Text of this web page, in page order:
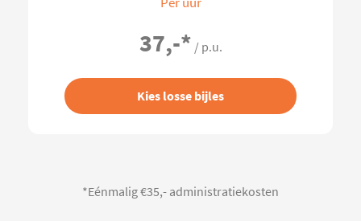
37,-* / p.u.
Kies losse bijles
*Eénmalig €35,- administratiekosten